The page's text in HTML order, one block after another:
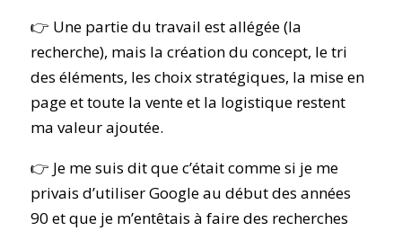
👉 Une partie du travail est allégée (la
recherche), mais la création du concept, le tri
des éléments, les choix stratégiques, la mise en
page et toute la vente et la logistique restent
ma valeur ajoutée.
👉 Je me suis dit que c’était comme si je me
privais d’utiliser Google au début des années
90 et que je m’entêtais à faire des recherches